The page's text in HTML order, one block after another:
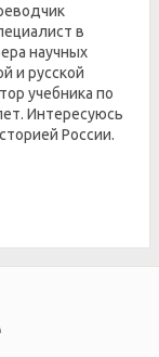
в
научных
и русской
учебника по
Интересуюсь
России.